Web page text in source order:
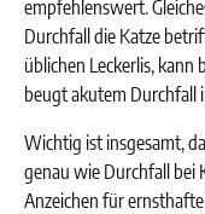
empfehlenswert.
Durchfall die Katze
üblichen Leckerlis,
beugt akutem Durchfall
Wichtig ist insgesamt,
genau wie Durchfall bei
Anzeichen für